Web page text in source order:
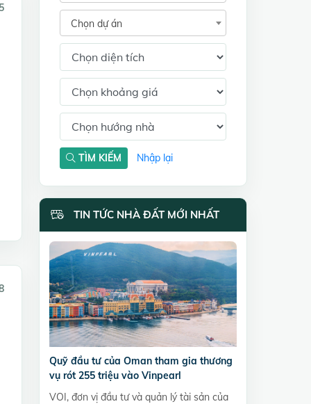
Chọn dự án
TÌM KIẾM Nhập lại
TIN TỨC NHÀ ĐẤT MỚI NHẤT
Quỹ đầu tư của Oman tham gia thương
vụ rót 255 triệu vào Vinpearl
VOI, đơn vị đầu tư và quản lý tài sản của